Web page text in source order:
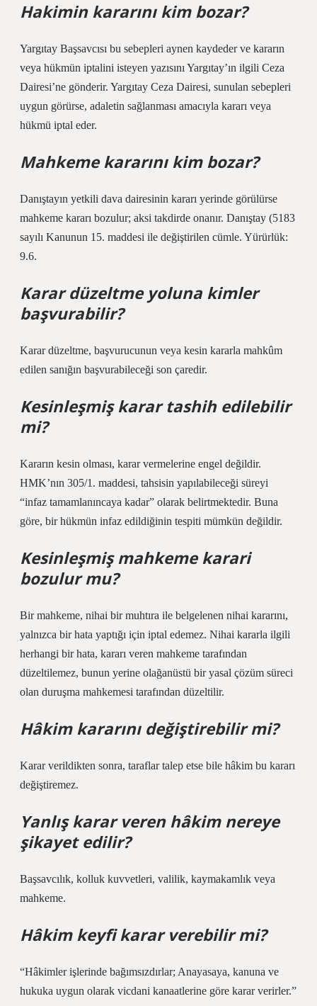
Hakimin kararını kim bozar?
Yargıtay Başsavcısı bu sebepleri aynen kaydeder ve kararın
veya hükmün iptalini isteyen yazısını Yargıtay’ın ilgili Ceza
Dairesi’ne gönderir. Yargıtay Ceza Dairesi, sunulan sebepleri
uygun görürse, adaletin sağlanması amacıyla kararı veya
hükmü iptal eder.
Mahkeme kararını kim bozar?
Danıştayın yetkili dava dairesinin kararı yerinde görülürse
mahkeme kararı bozulur; aksi takdirde onanır. Danıştay (5183
sayılı Kanunun 15. maddesi ile değiştirilen cümle. Yürürlük:
9.6.
Karar düzeltme yoluna kimler
başvurabilir?
Karar düzeltme, başvurucunun veya kesin kararla mahkûm
edilen sanığın başvurabileceği son çaredir.
Kesinleşmiş karar tashih edilebilir
mi?
Kararın kesin olması, karar vermelerine engel değildir.
HMK’nın 305/1. maddesi, tahsisin yapılabileceği süreyi
“infaz tamamlanıncaya kadar” olarak belirtmektedir. Buna
göre, bir hükmün infaz edildiğinin tespiti mümkün değildir.
Kesinleşmiş mahkeme karari
bozulur mu?
Bir mahkeme, nihai bir muhtıra ile belgelenen nihai kararını,
yalnızca bir hata yaptığı için iptal edemez. Nihai kararla ilgili
herhangi bir hata, kararı veren mahkeme tarafından
düzeltilemez, bunun yerine olağanüstü bir yasal çözüm süreci
olan duruşma mahkemesi tarafından düzeltilir.
Hâkim kararını değiştirebilir mi?
Karar verildikten sonra, taraflar talep etse bile hâkim bu kararı
değiştiremez.
Yanlış karar veren hâkim nereye
şikayet edilir?
Başsavcılık, kolluk kuvvetleri, valilik, kaymakamlık veya
mahkeme.
Hâkim keyfi karar verebilir mi?
“Hâkimler işlerinde bağımsızdırlar; Anayasaya, kanuna ve
hukuka uygun olarak vicdani kanaatlerine göre karar verirler.”